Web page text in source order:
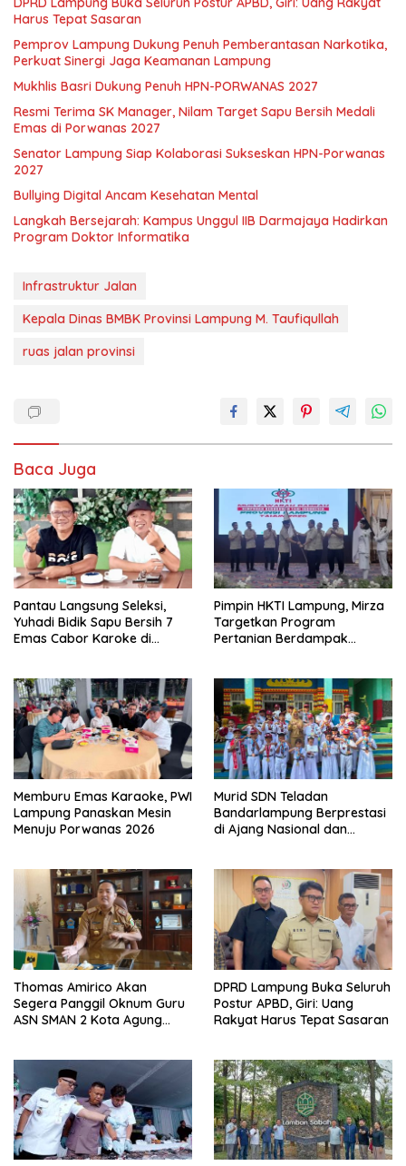
Harus Tepat Sasaran
Pemprov Lampung Dukung Penuh Pemberantasan Narkotika,
Perkuat Sinergi Jaga Keamanan Lampung
Mukhlis Basri Dukung Penuh HPN-PORWANAS 2027
Resmi Terima SK Manager, Nilam Target Sapu Bersih Medali
Emas di Porwanas 2027
Senator Lampung Siap Kolaborasi Sukseskan HPN-Porwanas
2027
Bullying Digital Ancam Kesehatan Mental
Langkah Bersejarah: Kampus Unggul IIB Darmajaya Hadirkan
Program Doktor Informatika
Infrastruktur Jalan
Kepala Dinas BMBK Provinsi Lampung M. Taufiqullah
ruas jalan provinsi
Baca Juga
Pantau Langsung Seleksi,
Yuhadi Bidik Sapu Bersih 7
Emas Cabor Karoke di
Pimpin HKTI Lampung, Mirza
Targetkan Program
Pertanian Berdampak
Memburu Emas Karaoke, PWI
Lampung Panaskan Mesin
Menuju Porwanas 2026
Murid SDN Teladan
Bandarlampung Berprestasi
di Ajang Nasional dan
Thomas Amirico Akan
Segera Panggil Oknum Guru
ASN SMAN 2 Kota Agung
DPRD Lampung Buka Seluruh
Postur APBD, Giri: Uang
Rakyat Harus Tepat Sasaran